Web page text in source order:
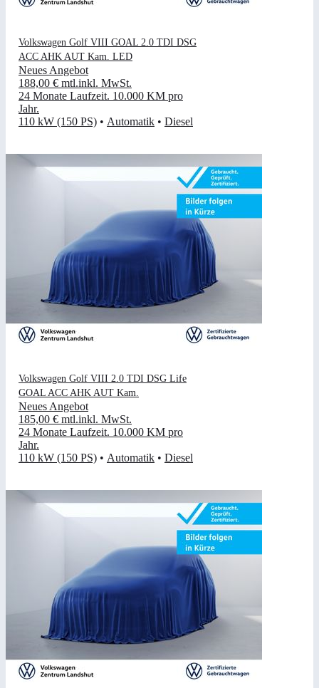
Volkswagen Golf VIII GOAL 2.0 TDI DSG
ACC AHK AUT Kam. LED
Neues Angebot
188,00 € mtl.inkl. MwSt.
24 Monate Laufzeit. 10.000 KM pro
Jahr.
110 kW (150 PS) • Automatik • Diesel
Volkswagen Golf VIII 2.0 TDI DSG Life
GOAL ACC AHK AUT Kam.
Neues Angebot
185,00 € mtl.inkl. MwSt.
24 Monate Laufzeit. 10.000 KM pro
Jahr.
110 kW (150 PS) • Automatik • Diesel